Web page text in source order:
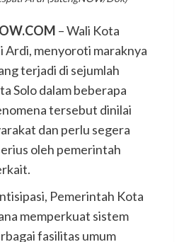
– Wali Kota
Ardi, menyoroti maraknya
terjadi di sejumlah
Solo dalam beberapa
tersebut dinilai
dan perlu segera
oleh pemerintah
Pemerintah Kota
memperkuat sistem
fasilitas umum